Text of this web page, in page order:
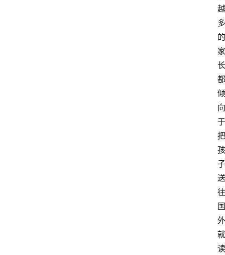
越
多
的
家
长
都
倾
向
于
把
孩
子
送
往
国
外
就
读